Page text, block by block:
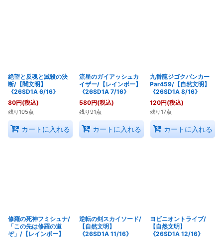
絶望と反魂と滅殺の決
断/【闇文明】
《26SD1A 6/16》
80円(税込)
残り105点
カートに入れる
流星のガイアッシュカ
イザー/【レインボー】
《26SD1A 7/16》
580円(税込)
残り91点
カートに入れる
九番龍ジゴクバンカー
Par459/【自然文明】
《26SD1A 8/16》
120円(税込)
残り17点
カートに入れる
修羅の死神フミシュナ/
「この先は修羅の道
ぞ」/【レインボー】
逆転の剣スカイソード/
【自然文明】
《26SD1A 11/16》
ヨビニオントライブ/
【自然文明】
《26SD1A 12/16》